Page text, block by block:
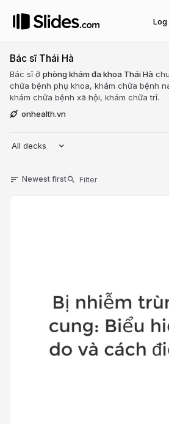
Log
Bác sĩ Thái Hà
Bác sĩ ở phòng khám đa khoa Thái Hà
chữa bệnh phụ khoa, khám chữa bệnh
khám chữa bệnh xã hội, khám chữa trĩ.
onhealth.vn
All decks
Newest first